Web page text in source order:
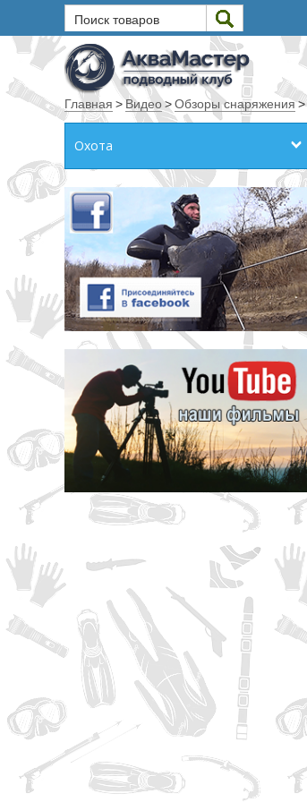
Поиск товаров
Текст
Все слова
Точное совпадение
Категории
Производитель
_JSHOP_SEARCH_COINS
до
грн
Главная >Видео>Обзоры снаряжения>
Охота